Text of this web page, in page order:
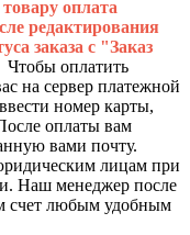
оплата
редактирования
заказа с "Заказ
Чтобы оплатить
на сервер платежной
номер карты,
оплаты вам
вами почту.
лицам при
Наш менеджер после
счет любым удобным